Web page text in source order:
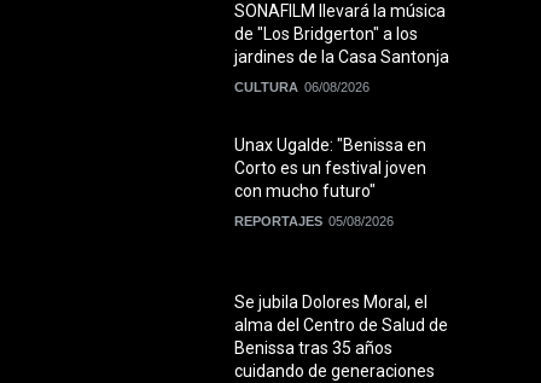
SONAFILM llevará la música
de "Los Bridgerton" a los
jardines de la Casa Santonja
CULTURA 06/08/2026
Unax Ugalde: "Benissa en
Corto es un festival joven
con mucho futuro"
REPORTAJES 05/08/2026
Se jubila Dolores Moral, el
alma del Centro de Salud de
Benissa tras 35 años
cuidando de generaciones